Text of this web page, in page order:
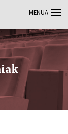
MENUA